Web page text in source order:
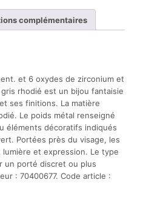
complémentaires
et 6 oxydes de zirconium et
rhodié est un bijou fantaisie
ses finitions. La matière
Le poids métal renseigné
éléments décoratifs indiqués
Portées près du visage, les
lumière et expression. Le type
un porté discret ou plus
: 70400677. Code article :